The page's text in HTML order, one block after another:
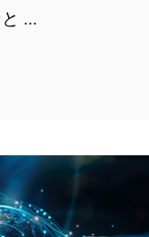
...